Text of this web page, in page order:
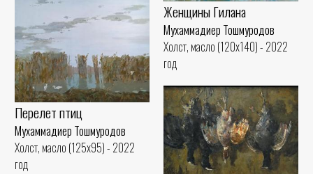
Женщины Гилана
Мухаммадиер Тошмуродов
Холст, масло (120x140) - 2022
год
Перелет птиц
Мухаммадиер Тошмуродов
Холст, масло (125x95) - 2022
год